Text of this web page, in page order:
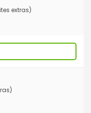
extras)